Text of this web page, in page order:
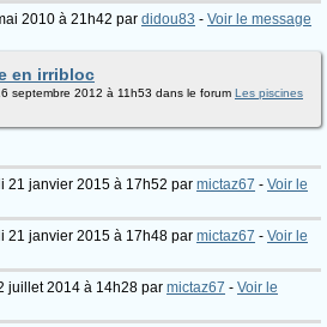
2010 à 21h42 par didou83 - Voir le message
en irribloc
septembre 2012 à 11h53 dans le forum Les piscines
21 janvier 2015 à 17h52 par mictaz67 - Voir le
21 janvier 2015 à 17h48 par mictaz67 - Voir le
juillet 2014 à 14h28 par mictaz67 - Voir le